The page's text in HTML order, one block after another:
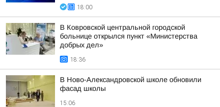
18:00
В Ковровской центральной городской
больнице открылся пункт «Министерства
добрых дел»
18:36
В Ново-Александровской школе обновили
фасад школы
15:06